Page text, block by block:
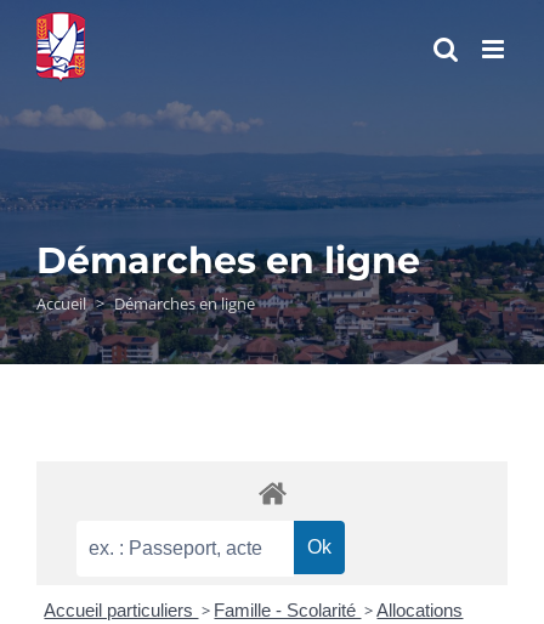
Passer
contenu
Démarches en ligne
Accueil > Démarches en ligne
Accueil particuliers > Famille - Scolarité > Allocations